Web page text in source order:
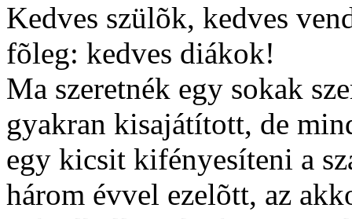
Kedves szülõk, kedves
fõleg: kedves diákok!
Ma szeretnék egy sokak
gyakran kisajátított, de
egy kicsit kifényesíteni a
három évvel ezelõtt, az